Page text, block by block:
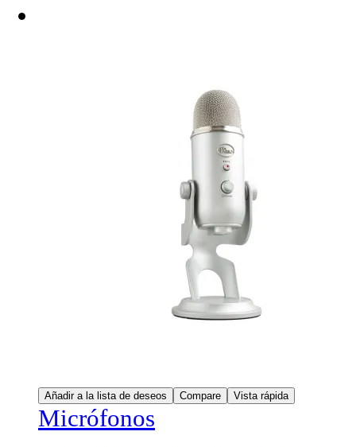
Añadir a la lista de deseos Compare Vista rápida
Micrófonos